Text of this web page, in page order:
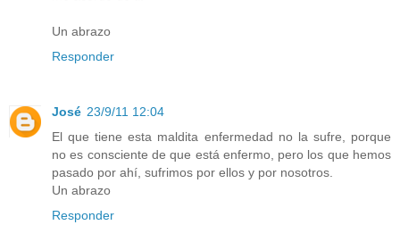
Un abrazo
Responder
José 23/9/11 12:04
El que tiene esta maldita enfermedad no la sufre, porque
no es consciente de que está enfermo, pero los que hemos
pasado por ahí, sufrimos por ellos y por nosotros.
Un abrazo
Responder